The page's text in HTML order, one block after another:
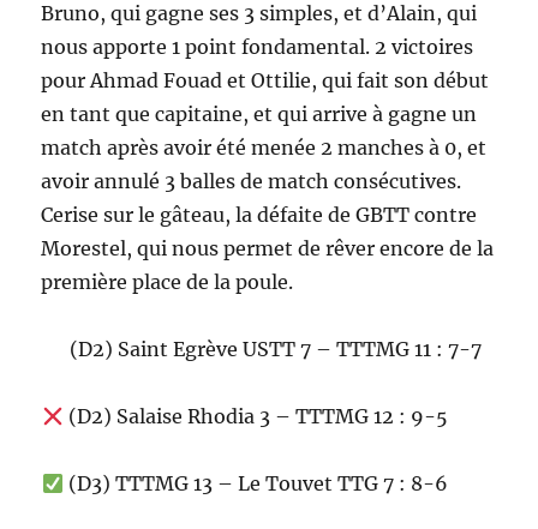
Bruno, qui gagne ses 3 simples, et d’Alain, qui
nous apporte 1 point fondamental. 2 victoires
pour Ahmad Fouad et Ottilie, qui fait son début
en tant que capitaine, et qui arrive à gagne un
match après avoir été menée 2 manches à 0, et
avoir annulé 3 balles de match consécutives.
Cerise sur le gâteau, la défaite de GBTT contre
Morestel, qui nous permet de rêver encore de la
première place de la poule.
(D2) Saint Egrève USTT 7 – TTTMG 11 : 7-7
(D2) Salaise Rhodia 3 – TTTMG 12 : 9-5
(D3) TTTMG 13 – Le Touvet TTG 7 : 8-6